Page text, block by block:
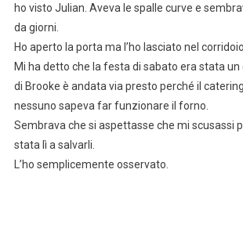
ho visto Julian. Aveva le spalle curve e
da giorni.
Ho aperto la porta ma l’ho lasciato nel
Mi ha detto che la festa di sabato era stata un
di Brooke è andata via presto perché il
nessuno sapeva far funzionare il forno.
Sembrava che si aspettasse che mi scusassi
stata lì a salvarli.
L’ho semplicemente osservato.